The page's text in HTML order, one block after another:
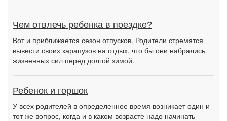
Чем отвлечь ребенка в поездке?
Вот и приближается сезон отпусков. Родители стремятся
вывести своих карапузов на отдых, что бы они набрались
жизненных сил перед долгой зимой.
Ребенок и горшок
У всех родителей в определенное время возникает один и
тот же вопрос, когда и в каком возрасте надо начинать